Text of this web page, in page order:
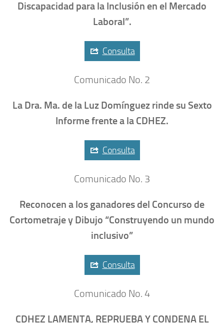
Discapacidad para la Inclusión en el Mercado
Laboral”.
Consulta
Comunicado No. 2
La Dra. Ma. de la Luz Domínguez rinde su Sexto
Informe frente a la CDHEZ.
Consulta
Comunicado No. 3
Reconocen a los ganadores del Concurso de
Cortometraje y Dibujo “Construyendo un mundo
inclusivo”
Consulta
Comunicado No. 4
CDHEZ LAMENTA, REPRUEBA Y CONDENA EL